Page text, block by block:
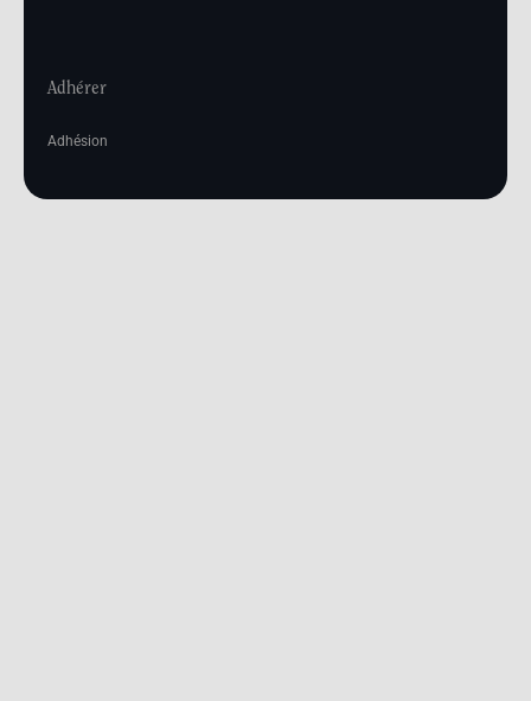
Adhérer
Adhésion